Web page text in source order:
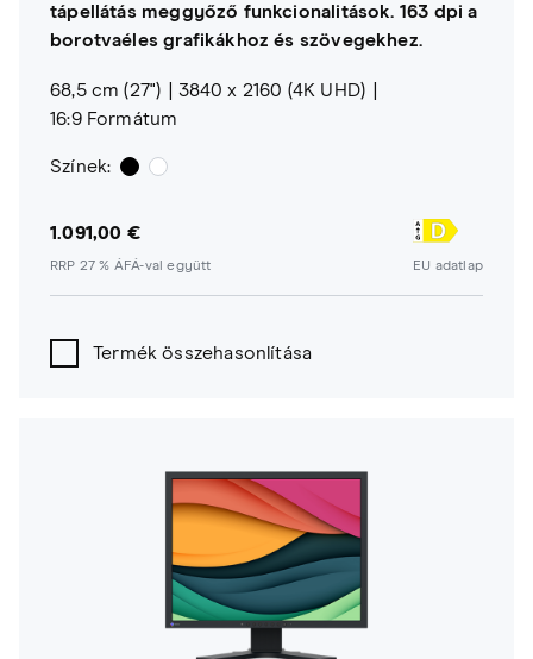
tápellátás meggyőző funkcionalitások. 163 dpi a
borotvaéles grafikákhoz és szövegekhez.
68,5 cm (27")
3840 x 2160 (4K UHD)
16:9 Formátum
Színek:
1.091,00 €
RRP 27 % ÁFÁ-val együtt EU adatlap
Termék összehasonlítása